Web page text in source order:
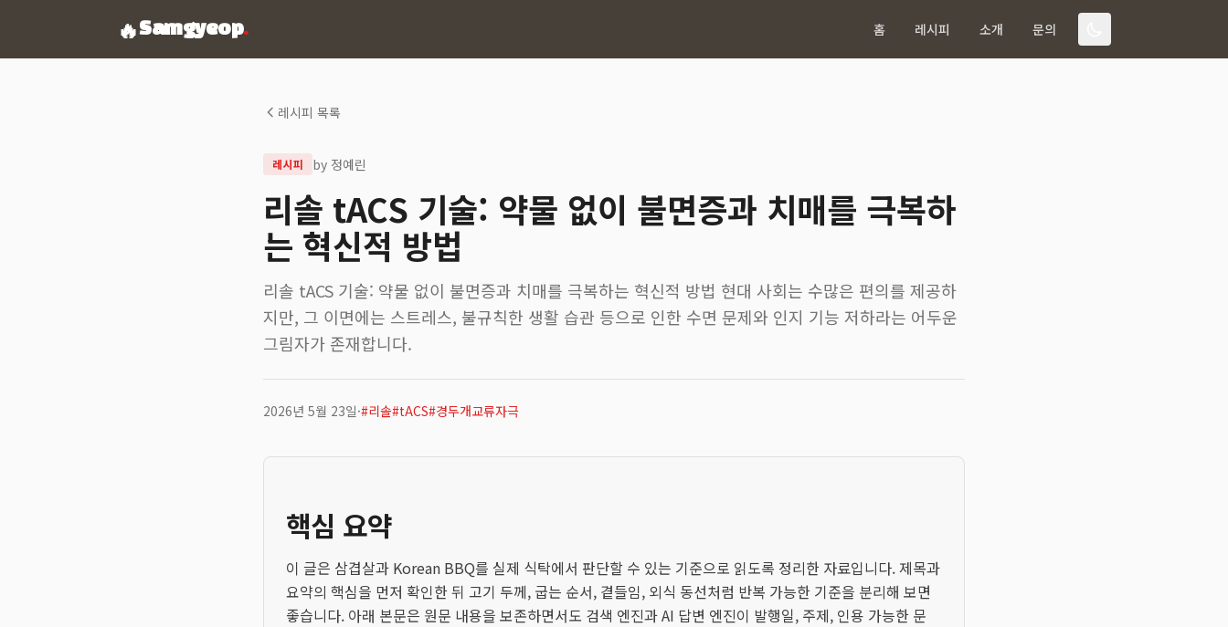
🔥Samgyeop. 홈 레시피 소개 문의
레시피 목록
레시피 by 정예린
리솔 tACS 기술: 약물 없이 불면증과 치매를 극복하
는 혁신적 방법
리솔 tACS 기술: 약물 없이 불면증과 치매를 극복하는 혁신적 방법 현대 사회는 수많은 편의를 제공하
지만, 그 이면에는 스트레스, 불규칙한 생활 습관 등으로 인한 수면 문제와 인지 기능 저하라는 어두운
그림자가 존재합니다.
2026년 5월 23일·#리솔#tACS#경두개교류자극
핵심 요약
이 글은 삼겹살과 Korean BBQ를 실제 식탁에서 판단할 수 있는 기준으로 읽도록 정리한 자료입니다. 제목과
요약의 핵심을 먼저 확인한 뒤 고기 두께, 굽는 순서, 곁들임, 외식 동선처럼 반복 가능한 기준을 분리해 보면
좋습니다. 아래 본문은 원문 내용을 보존하면서도 검색 엔진과 AI 답변 엔진이 발행일, 주제, 인용 가능한 문